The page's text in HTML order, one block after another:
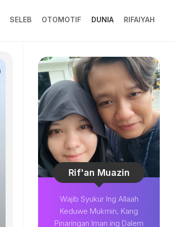
SELEB OTOMOTIF DUNIA RIFAIYAH
Rif'an Muazin
Wajib Syukur Ing Allaah
Keduwe Mukmin, Kang
Pinaringan Iman ing Dalem